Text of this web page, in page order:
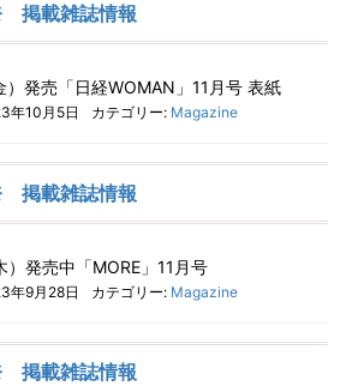
掲載雑誌情報
）発売「日経WOMAN」11月号 表紙
年10月5日 カテゴリー: Magazine
掲載雑誌情報
）発売中「MORE」11月号
年9月28日 カテゴリー: Magazine
掲載雑誌情報